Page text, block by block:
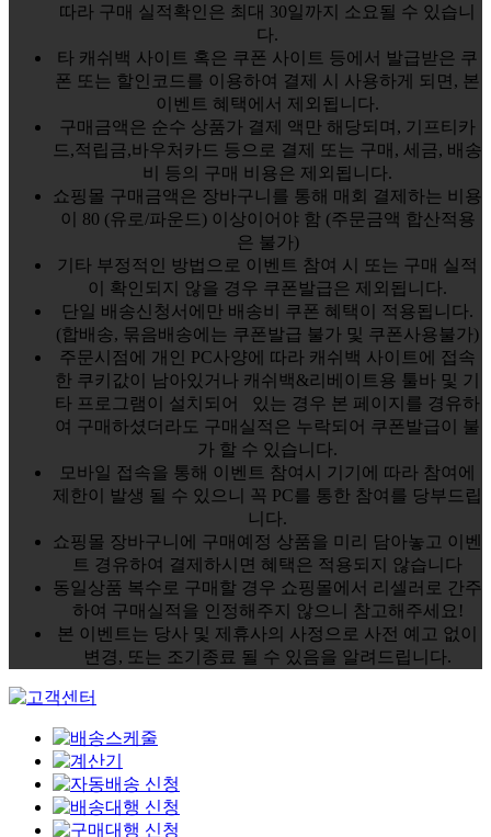
따라 구매 실적확인은 최대 30일까지 소요될 수 있습니
다.
타 캐쉬백 사이트 혹은 쿠폰 사이트 등에서 발급받은 쿠
폰 또는 할인코드를 이용하여 결제 시 사용하게 되면, 본
이벤트 혜택에서 제외됩니다.
구매금액은 순수 상품가 결제 액만 해당되며, 기프티카
드,적립금,바우처카드 등으로 결제 또는 구매, 세금, 배송
비 등의 구매 비용은 제외됩니다.
쇼핑몰 구매금액은 장바구니를 통해 매회 결제하는 비용
이 80 (유로/파운드) 이상이어야 함 (주문금액 합산적용
은 불가)
기타 부정적인 방법으로 이벤트 참여 시 또는 구매 실적
이 확인되지 않을 경우 쿠폰발급은 제외됩니다.
단일 배송신청서에만 배송비 쿠폰 혜택이 적용됩니다.
(합배송, 묶음배송에는 쿠폰발급 불가 및 쿠폰사용불가)
주문시점에 개인 PC사양에 따라 캐쉬백 사이트에 접속
한 쿠키값이 남아있거나 캐쉬백&리베이트용 툴바 및 기
타 프로그램이 설치되어 있는 경우 본 페이지를 경유하
여 구매하셨더라도 구매실적은 누락되어 쿠폰발급이 불
가 할 수 있습니다.
모바일 접속을 통해 이벤트 참여시 기기에 따라 참여에
제한이 발생 될 수 있으니 꼭 PC를 통한 참여를 당부드립
니다.
쇼핑몰 장바구니에 구매예정 상품을 미리 담아놓고 이벤
트 경유하여 결제하시면 혜택은 적용되지 않습니다
동일상품 복수로 구매할 경우 쇼핑몰에서 리셀러로 간주
하여 구매실적을 인정해주지 않으니 참고해주세요!
본 이벤트는 당사 및 제휴사의 사정으로 사전 예고 없이
변경, 또는 조기종료 될 수 있음을 알려드립니다.